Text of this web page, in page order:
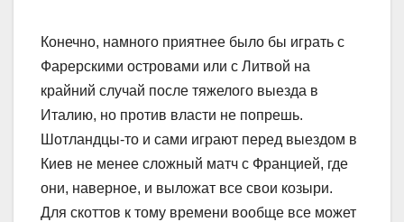
Конечно, намного приятнее было бы играть с
Фарерскими островами или с Литвой на
крайний случай после тяжелого выезда в
Италию, но против власти не попрешь.
Шотландцы-то и сами играют перед выездом в
Киев не менее сложный матч с Францией, где
они, наверное, и выложат все свои козыри.
Для скоттов к тому времени вообще все может